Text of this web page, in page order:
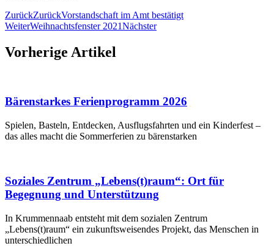
ZurückZurückVorstandschaft im Amt bestätigt
WeiterWeihnachtsfenster 2021Nächster
Vorherige Artikel
Bärenstarkes Ferienprogramm 2026
Spielen, Basteln, Entdecken, Ausflugsfahrten und ein Kinderfest –
das alles macht die Sommerferien zu bärenstarken
Soziales Zentrum „Lebens(t)raum“: Ort für
Begegnung und Unterstützung
In Krummennaab entsteht mit dem sozialen Zentrum
„Lebens(t)raum“ ein zukunftsweisendes Projekt, das Menschen in
unterschiedlichen